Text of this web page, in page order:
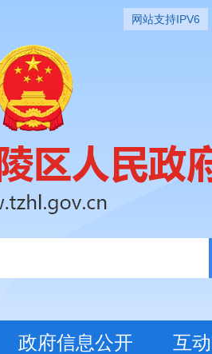
网站支持IPV6
政府信息公开 互